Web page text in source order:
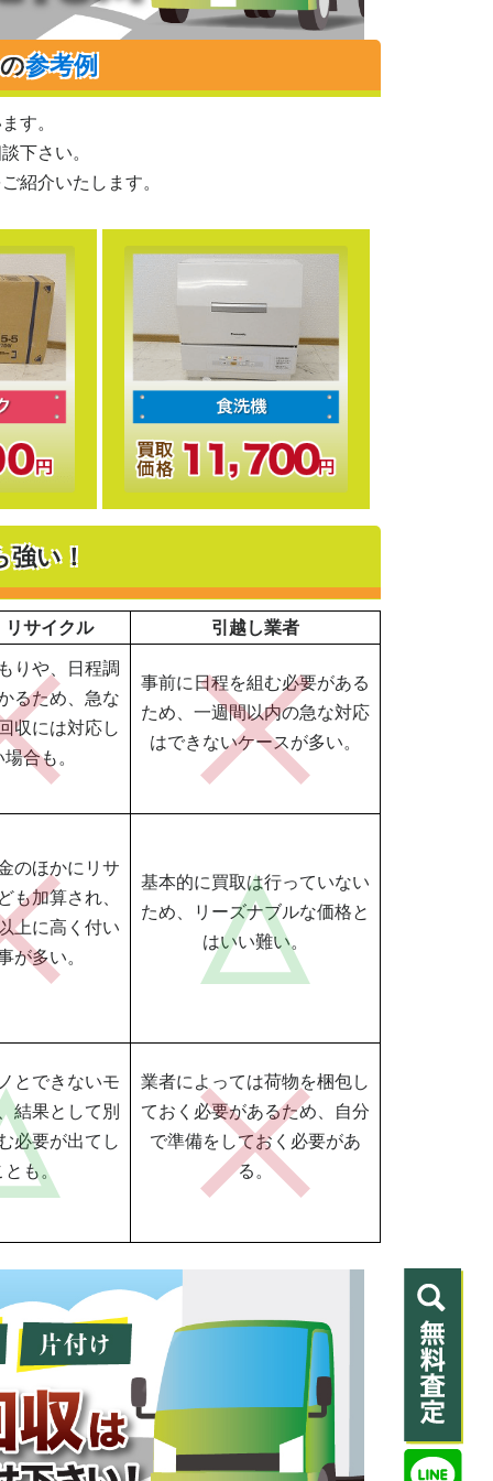
参考例
す。
下さい。
紹介いたします。
い！
サイクル
引越し業者
りや、日程調
るため、急な
収には対応し
合も。
事前に日程を組む必要がある
ため、一週間以内の急な対応
はできないケースが多い。
のほかにリサ
も加算され、
上に高く付い
が多い。
基本的に買取は行っていない
ため、リーズナブルな価格と
はいい難い。
とできないモ
結果として別
必要が出てし
も。
業者によっては荷物を梱包し
ておく必要があるため、自分
で準備をしておく必要があ
る。